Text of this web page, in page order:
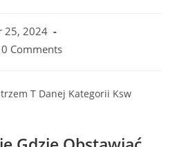
25, 2024
0 Comments
T Danej Kategorii Ksw